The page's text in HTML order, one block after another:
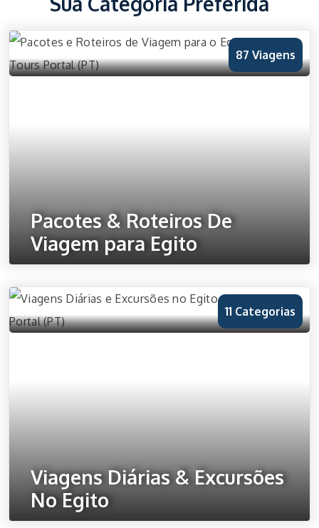
87 Viagens
Pacotes & Roteiros De
Viagem para Egito
11 Categorias
Viagens Diárias & Excursões
No Egito